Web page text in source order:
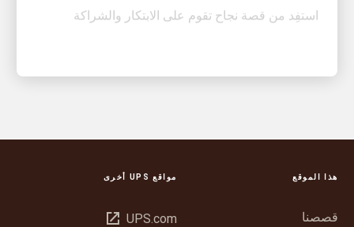
هذا الموقع
قصصنا
مواقع UPS أخرى
UPS.com فتح